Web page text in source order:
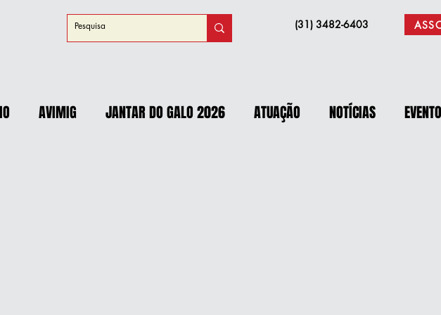
(31) 3482-6403
AVIMIG JANTAR DO GALO 2026 ATUAÇÃO NOTÍCIAS